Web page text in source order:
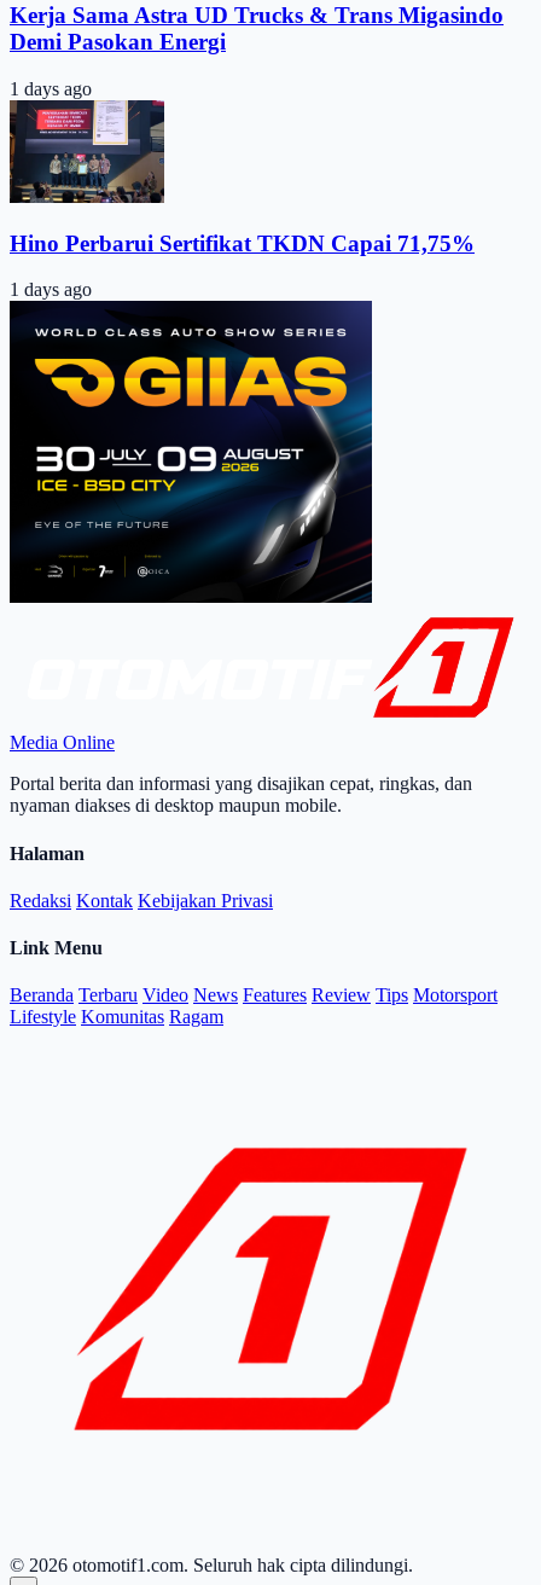
Kerja Sama Astra UD Trucks & Trans Migasindo
Demi Pasokan Energi
1 days ago
Hino Perbarui Sertifikat TKDN Capai 71,75%
1 days ago
Media Online
Portal berita dan informasi yang disajikan cepat, ringkas, dan
nyaman diakses di desktop maupun mobile.
Halaman
Redaksi Kontak Kebijakan Privasi
Link Menu
Beranda Terbaru Video News Features Review Tips Motorsport
Lifestyle Komunitas Ragam
© 2026 otomotif1.com. Seluruh hak cipta dilindungi.